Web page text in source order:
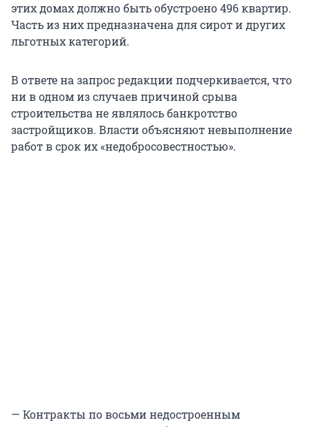
этих домах должно быть обустроено 496 квартир.
Часть из них предназначена для сирот и других
льготных категорий.
В ответе на запрос редакции подчеркивается, что
ни в одном из случаев причиной срыва
строительства не являлось банкротство
застройщиков. Власти объясняют невыполнение
работ в срок их «недобросовестностью».
— Контракты по восьми недостроенным